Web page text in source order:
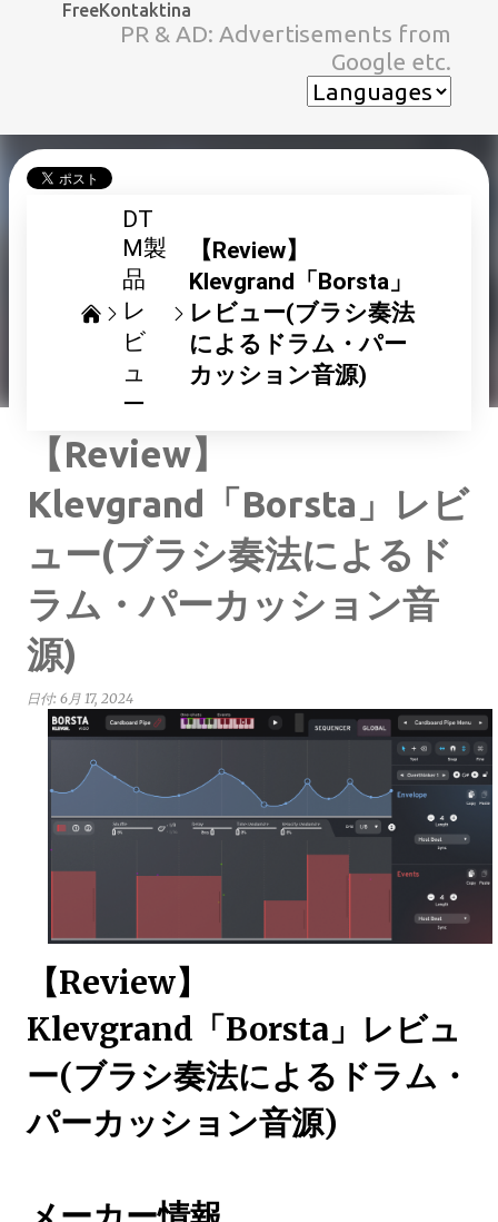
スキップしてメイン コンテンツに移動
FreeKontaktina
PR & AD: Advertisements from
Google etc.
DT
M製
品
レ
ビ
ュ
ー
【Review】
Klevgrand「Borsta」
レビュー(ブラシ奏法
によるドラム・パー
カッション音源)
【Review】
Klevgrand「Borsta」レビ
ュー(ブラシ奏法によるド
ラム・パーカッション音
源)
日付: 6月 17, 2024
【Review】
Klevgrand「Borsta」レビュ
ー(ブラシ奏法によるドラム・
パーカッション音源)